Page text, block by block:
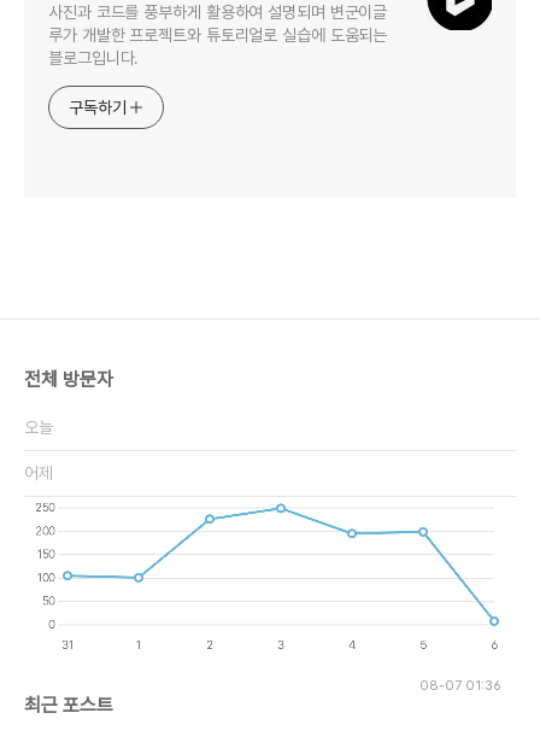
사진과 코드를 풍부하게 활용하여 설명되며 변군이글
루가 개발한 프로젝트와 튜토리얼로 실습에 도움되는
블로그입니다.
구독하기
전체 방문자
오늘
어제
08-07 01:36
최근 포스트